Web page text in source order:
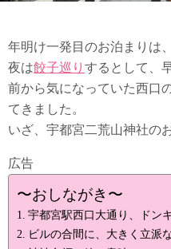
年明け一発目のお泊まりは
夜は餃子巡り するとして、
前から気になっていた西口
てきました。
いざ、宇都宮二荒山神社の
広告
〜おしながき〜
宇都宮駅西口大通り、ドン
ビルの合間に、大きく立派